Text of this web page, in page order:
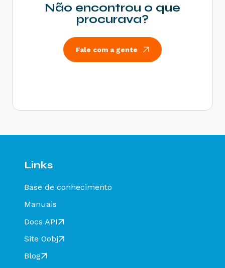
Não encontrou o que
procurava?
Fale com a gente
Links
Base de conhecimento
Manuais
Docs API
Site Oobj
Blog